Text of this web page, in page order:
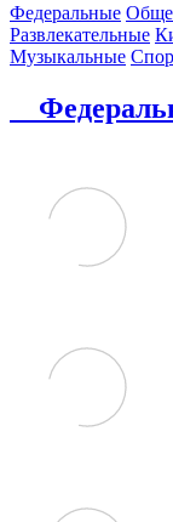
Федеральные
Развлекательные
Музыкальные